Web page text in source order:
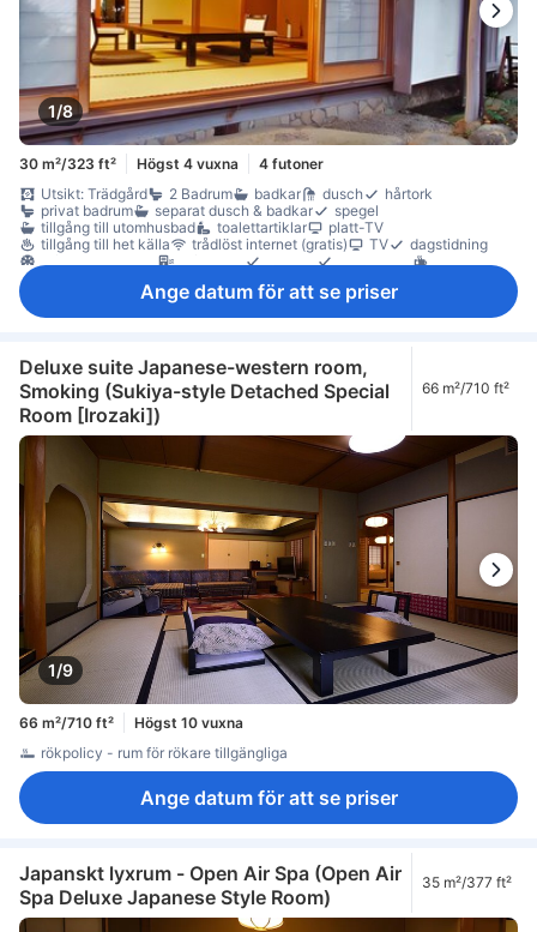
1/8
30 m²/323 ft² Högst 4 vuxna
4 futoner
Utsikt: Trädgård
2 Badrum badkar dusch
hårtork
privat badrum
separat dusch & badkar
spegel
tillgång till utomhusbad
toalettartiklar
platt-TV
tillgång till het källa
trådlöst internet (gratis) TV
dagstidning
luftkonditionering
luftrenare paraply sängkläder
gratis te
rökpolicy - rum för rökare tillgängliga
värdeskåp på rummet
Ange datum för att se priser
Deluxe suite Japanese-western room,
Smoking (Sukiya-style Detached Special
Room [Irozaki])
66 m²/710 ft²
1/9
66 m²/710 ft²
Högst 10 vuxna
rökpolicy - rum för rökare tillgängliga
Ange datum för att se priser
Japanskt lyxrum - Open Air Spa (Open Air
Spa Deluxe Japanese Style Room)
35 m²/377 ft²